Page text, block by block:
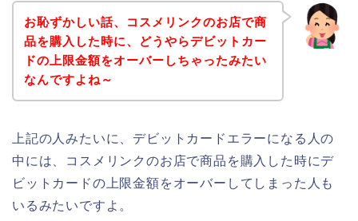
お恥ずかしい話、コスメリンクのお店で商
品を購入した時に、どうやらデビットカー
ドの上限金額をオーバーしちゃったみたい
なんですよね～
上記の人みたいに、デビットカードエラーになる人の
中には、コスメリンクのお店で商品を購入した時にデ
ビットカードの上限金額をオーバーしてしまった人も
いるみたいですよ。